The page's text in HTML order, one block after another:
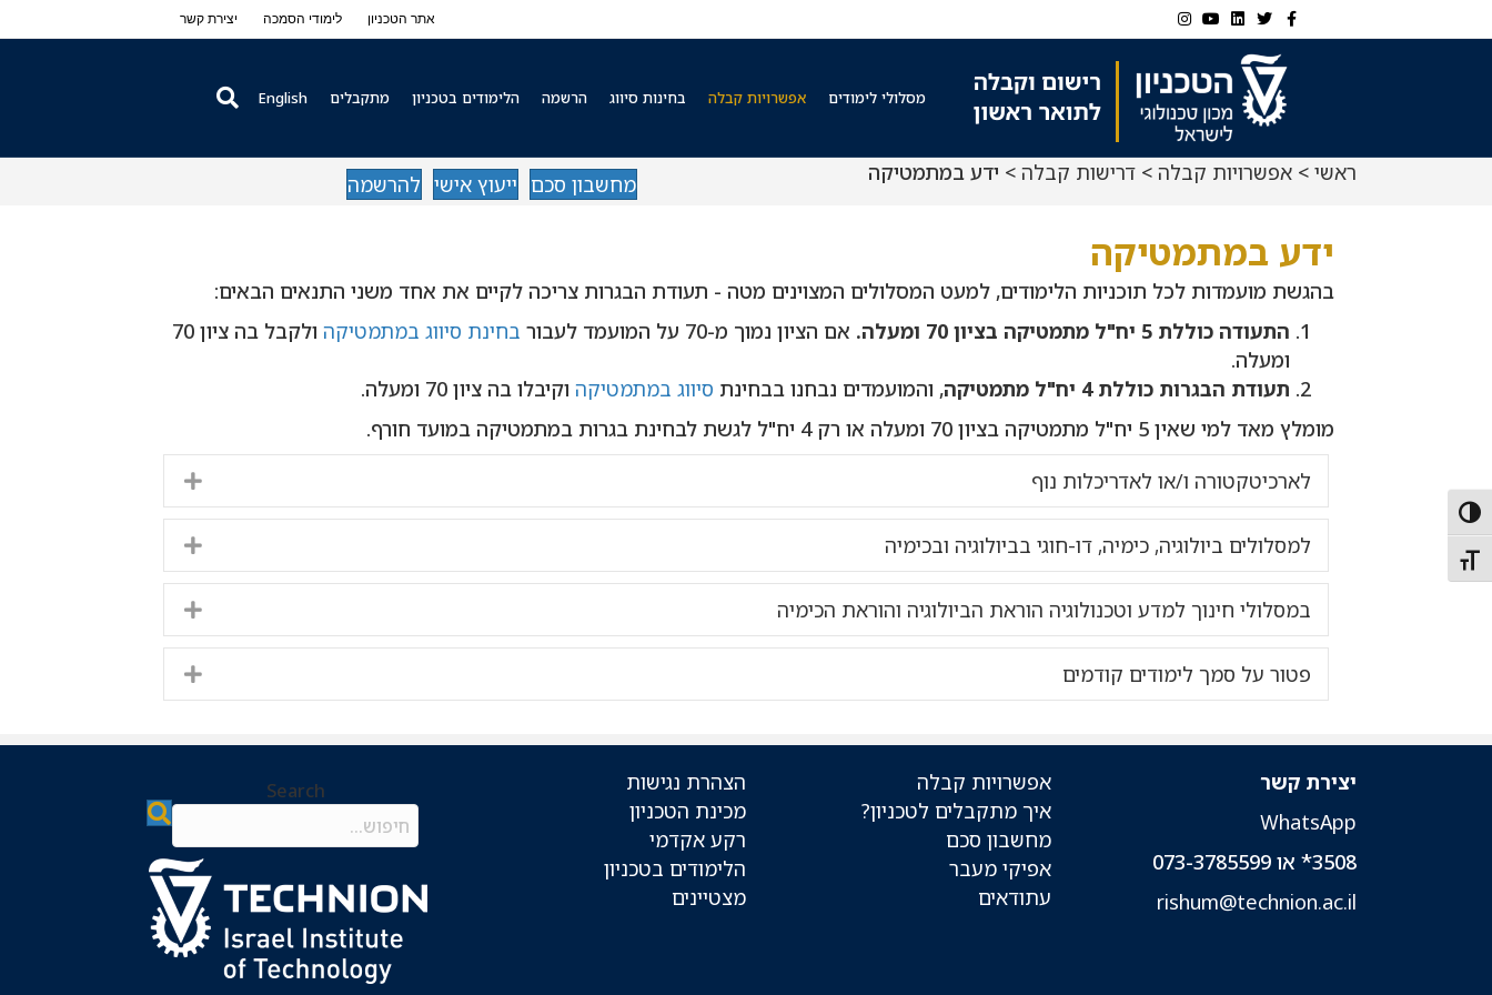
Toggle High Contrast
Toggle Font size
אתר הטכניון לימודי הסמכה יצירת קשר Facebook
Twitter
Linkedin
Youtube
Instagram
מסלולי לימודים אפשרויות קבלה בחינות סיווג הרשמה הלימודים בטכניון מתקבלים English
ראשי > אפשרויות קבלה > דרישות קבלה > ידע במתמטיקה מחשבון סכם ייעוץ אישי להרשמה
ידע במתמטיקה
בהגשת מועמדות לכל תוכניות הלימודים, למעט המסלולים המצוינים מטה - תעודת הבגרות צריכה לקיים את אחד משני התנאים הבאים:
התעודה כוללת 5 יח"ל מתמטיקה בציון 70 ומעלה.
אם הציון נמוך מ-70 על המועמד לעבור בחינת סיווג במתמטיקה
ולקבל בה ציון 70
ומעלה.
תעודת הבגרות כוללת 4 יח"ל מתמטיקה
, והמועמדים נבחנו בבחינת סיווג במתמטיקה וקיבלו בה ציון 70 ומעלה.
מומלץ מאד למי שאין 5 יח"ל מתמטיקה בציון 70 ומעלה או רק 4 יח"ל לגשת לבחינת בגרות במתמטיקה במועד חורף.
לארכיטקטורה ו/או לאדריכלות נוף
Expand
למסלולים ביולוגיה, כימיה, דו-חוגי בביולוגיה ובכימיה Expand
במסלולי חינוך למדע וטכנולוגיה הוראת הביולוגיה והוראת הכימיה Expand
פטור על סמך לימודים קודמים Expand
יצירת קשר
WhatsApp
3508* או 073-3785599
rishum@technion.ac.il
אפשרויות קבלה
איך מתקבלים לטכניון?
מחשבון סכם
אפיקי מעבר
עתודאים
הצהרת נגישות
מכינת הטכניון
רקע אקדמי
הלימודים בטכניון
מצטיינים
Search
Search field required